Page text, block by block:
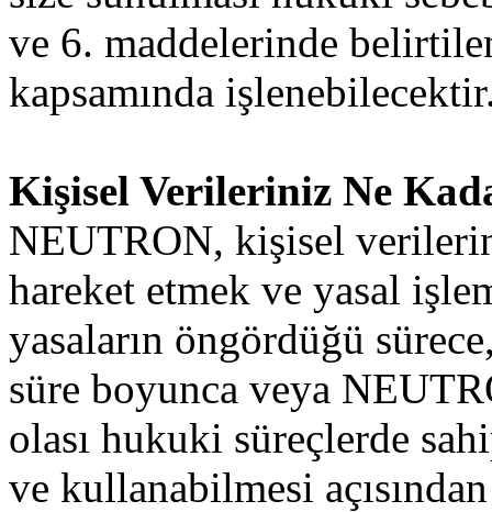
ve 6. maddelerinde
kapsamında
Kişisel Verileriniz Ne
NEUTRON, kişisel
hareket etmek ve yasal
yasaların öngördüğü
süre boyunca veya
olası hukuki süreçlerde
ve kullanabilmesi